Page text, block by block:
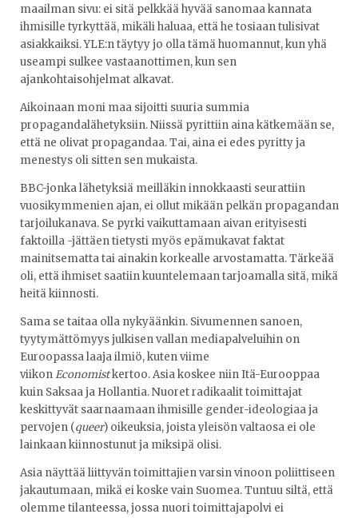
maailman sivu: ei sitä pelkkää hyvää sanomaa kannata
ihmisille tyrkyttää, mikäli haluaa, että he tosiaan tulisivat
asiakkaiksi. YLE:n täytyy jo olla tämä huomannut, kun yhä
useampi sulkee vastaanottimen, kun sen
ajankohtaisohjelmat alkavat.
Aikoinaan moni maa sijoitti suuria summia
propagandalähetyksiin. Niissä pyrittiin aina kätkemään se,
että ne olivat propagandaa. Tai, aina ei edes pyritty ja
menestys oli sitten sen mukaista.
BBC-jonka lähetyksiä meilläkin innokkaasti seurattiin
vuosikymmenien ajan, ei ollut mikään pelkän propagandan
tarjoilukanava. Se pyrki vaikuttamaan aivan erityisesti
faktoilla -jättäen tietysti myös epämukavat faktat
mainitsematta tai ainakin korkealle arvostamatta. Tärkeää
oli, että ihmiset saatiin kuuntelemaan tarjoamalla sitä, mikä
heitä kiinnosti.
Sama se taitaa olla nykyäänkin. Sivumennen sanoen,
tyytymättömyys julkisen vallan mediapalveluihin on
Euroopassa laaja ilmiö, kuten viime
viikonEconomistkertoo. Asia koskee niin Itä-Eurooppaa
kuin Saksaa ja Hollantia. Nuoret radikaalit toimittajat
keskittyvät saarnaamaan ihmisille gender-ideologiaa ja
pervojen (queer) oikeuksia, joista yleisön valtaosa ei ole
lainkaan kiinnostunut ja miksipä olisi.
Asia näyttää liittyvän toimittajien varsin vinoon poliittiseen
jakautumaan, mikä ei koske vain Suomea. Tuntuu siltä, että
olemme tilanteessa, jossa nuori toimittajapolvi ei